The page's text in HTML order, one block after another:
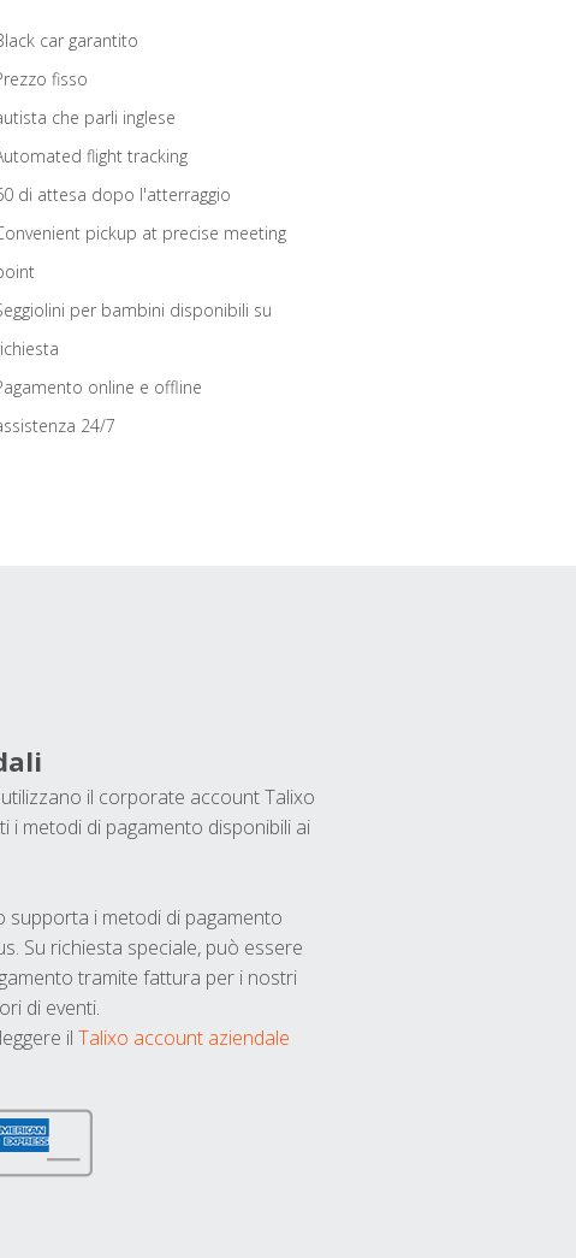
car garantito
fisso
che parli inglese
flight tracking
di attesa dopo l'atterraggio
pickup at precise meeting
per bambini disponibili su
online e offline
24/7
il corporate account Talixo
i metodi di pagamento disponibili ai
supporta i metodi di pagamento
Su richiesta speciale, può essere
tramite fattura per i nostri
di eventi.
il Talixo account aziendale